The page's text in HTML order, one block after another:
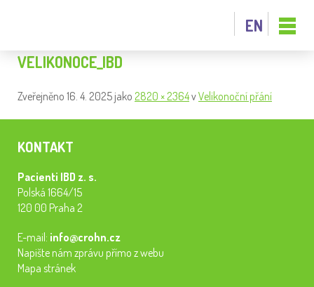
EN
VELIKONOCE_IBD
Zveřejněno 16. 4. 2025 jako 2820 × 2364vVelikonoční přání
KONTAKT
Pacienti IBD z. s.
Polská 1664/15
120 00 Praha 2
E-mail: info@crohn.cz
Napište nám zprávu přímo z webu
Mapa stránek